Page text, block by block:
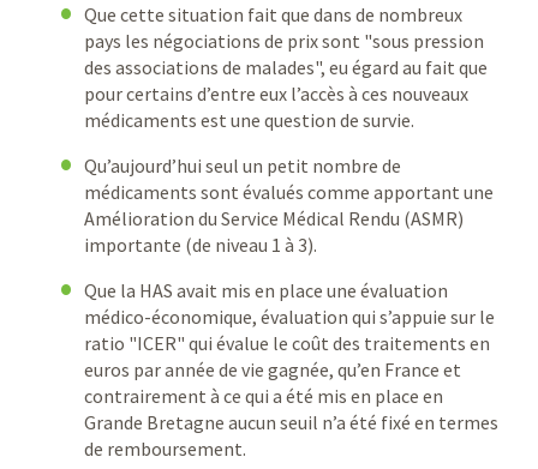
Que cette situation fait que dans de nombreux
pays les négociations de prix sont "sous pression
des associations de malades", eu égard au fait que
pour certains d’entre eux l’accès à ces nouveaux
médicaments est une question de survie.
Qu’aujourd’hui seul un petit nombre de
médicaments sont évalués comme apportant une
Amélioration du Service Médical Rendu (ASMR)
importante (de niveau 1 à 3).
Que la HAS avait mis en place une évaluation
médico-économique, évaluation qui s’appuie sur le
ratio "ICER" qui évalue le coût des traitements en
euros par année de vie gagnée, qu’en France et
contrairement à ce qui a été mis en place en
Grande Bretagne aucun seuil n’a été fixé en termes
de remboursement.